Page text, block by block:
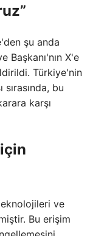
şu anda
Başkanı'nın X'e
Türkiye'nin
bu
karşı
ve
Bu erişim